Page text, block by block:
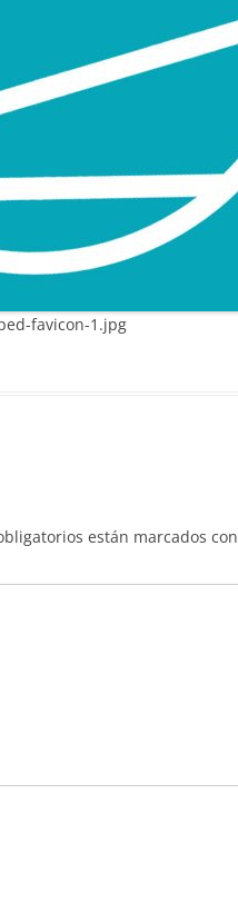
favicon-1.jpg
están marcados con